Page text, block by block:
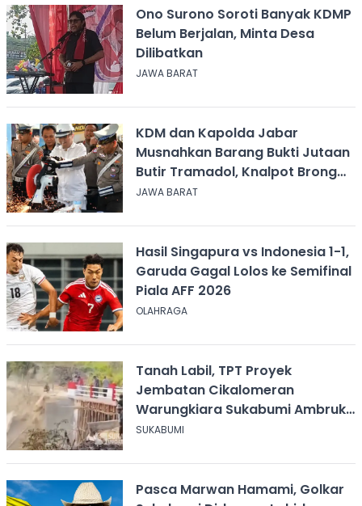
Ono Surono Soroti Banyak KDMP
Belum Berjalan, Minta Desa
Dilibatkan
JAWA BARAT
KDM dan Kapolda Jabar
Musnahkan Barang Bukti Jutaan
Butir Tramadol, Knalpot Brong
hingga Miras
JAWA BARAT
Hasil Singapura vs Indonesia 1-1,
Garuda Gagal Lolos ke Semifinal
Piala AFF 2026
OLAHRAGA
Tanah Labil, TPT Proyek
Jembatan Cikalomeran
Warungkiara Sukabumi Ambruk
Saat Pengurugan
SUKABUMI
Pasca Marwan Hamami, Golkar